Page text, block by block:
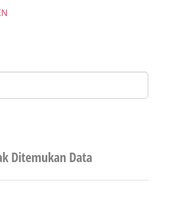
Ditemukan Data